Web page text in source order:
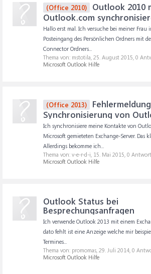
(Office 2010)
Outlook 2010
Outlook.com
Hallo erst mal. Ich versuche bei meiner Frau
Posteingang des Persönlichen Ordners mit
Connector Ordners...
Thema von: mstotila, 25. August 2015, 0
Microsoft Outlook Hilfe
(Office 2013)
Synchronisierung von
Ich synchronisiere meine Kontakte von
Microsoft gemieteten Exchange-Server. Das
Allerdings bekomme ich...
Thema von: v-e-r-d-i, 15. Mai 2015, 0
Microsoft Outlook Hilfe
Outlook Status bei
Besprechungsanfragen
Ich verwende Outlook 2013 mit einem
dato fehlt ist eine Anzeige welche mir
Termines...
Thema von: promomas, 29. Juli 2014, 0
Microsoft Outlook Hilfe